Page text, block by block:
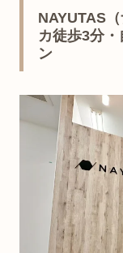
NAYUTAS
カ徒歩3分
ン